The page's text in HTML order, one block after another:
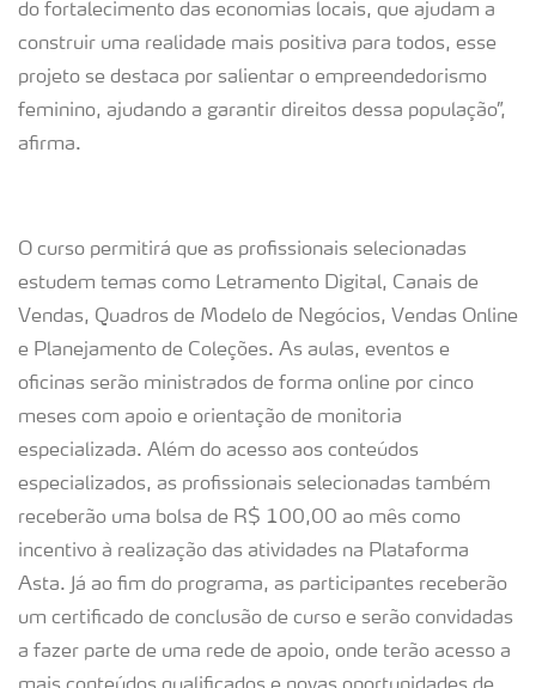
do fortalecimento das economias locais, que ajudam a
construir uma realidade mais positiva para todos, esse
projeto se destaca por salientar o empreendedorismo
feminino, ajudando a garantir direitos dessa população”,
afirma.
O curso permitirá que as profissionais selecionadas
estudem temas como Letramento Digital, Canais de
Vendas, Quadros de Modelo de Negócios, Vendas Online
e Planejamento de Coleções. As aulas, eventos e
oficinas serão ministrados de forma online por cinco
meses com apoio e orientação de monitoria
especializada. Além do acesso aos conteúdos
especializados, as profissionais selecionadas também
receberão uma bolsa de R$ 100,00 ao mês como
incentivo à realização das atividades na Plataforma
Asta. Já ao fim do programa, as participantes receberão
um certificado de conclusão de curso e serão convidadas
a fazer parte de uma rede de apoio, onde terão acesso a